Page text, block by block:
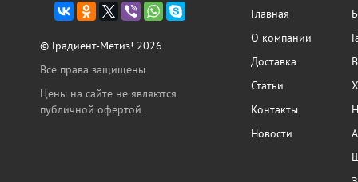
© Градиент-Метиз! 2026
Все права защищены.
Цены на сайте не являются
публичной офертой.
Главная
О компании
Доставка
Статьи
Контакты
Новости